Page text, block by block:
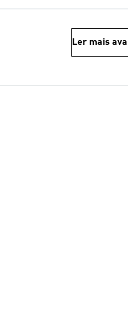
Ler mais